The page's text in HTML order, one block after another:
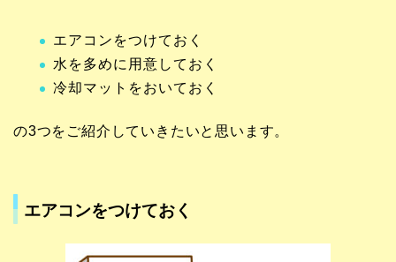
エアコンをつけておく
水を多めに用意しておく
冷却マットをおいておく
の3つをご紹介していきたいと思います。
エアコンをつけておく